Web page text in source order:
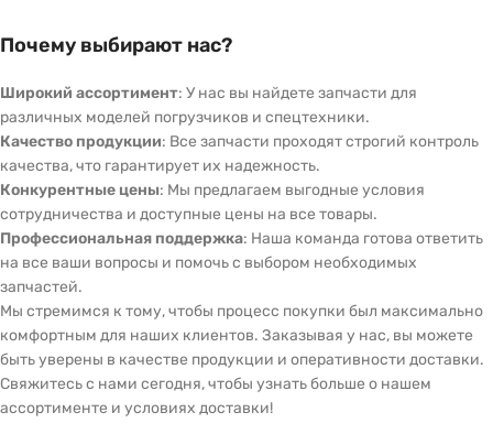
Почему выбирают нас?
Широкий ассортимент: У нас вы найдете запчасти для
различных моделей погрузчиков и спецтехники.
Качество продукции: Все запчасти проходят строгий контроль
качества, что гарантирует их надежность.
Конкурентные цены: Мы предлагаем выгодные условия
сотрудничества и доступные цены на все товары.
Профессиональная поддержка: Наша команда готова ответить
на все ваши вопросы и помочь с выбором необходимых
запчастей.
Мы стремимся к тому, чтобы процесс покупки был максимально
комфортным для наших клиентов. Заказывая у нас, вы можете
быть уверены в качестве продукции и оперативности доставки.
Свяжитесь с нами сегодня, чтобы узнать больше о нашем
ассортименте и условиях доставки!